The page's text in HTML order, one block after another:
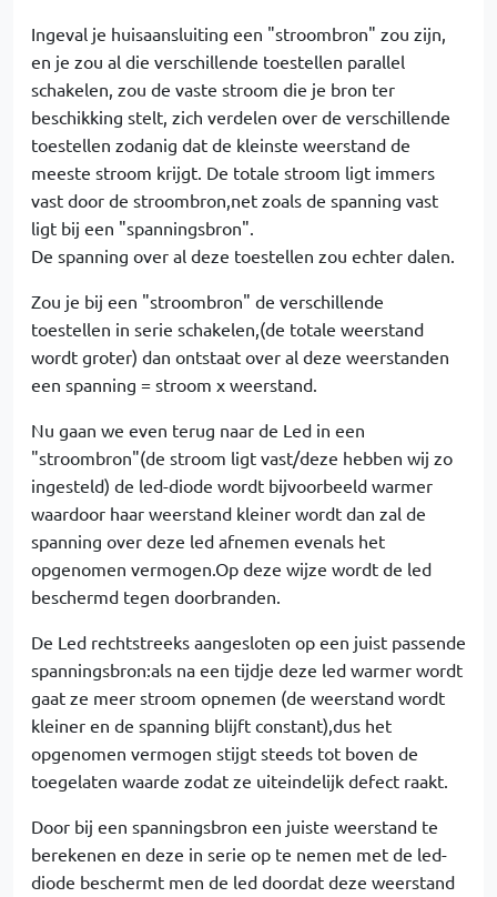
Ingeval je huisaansluiting een "stroombron" zou zijn,
en je zou al die verschillende toestellen parallel
schakelen, zou de vaste stroom die je bron ter
beschikking stelt, zich verdelen over de verschillende
toestellen zodanig dat de kleinste weerstand de
meeste stroom krijgt. De totale stroom ligt immers
vast door de stroombron,net zoals de spanning vast
ligt bij een "spanningsbron".
De spanning over al deze toestellen zou echter dalen.
Zou je bij een "stroombron" de verschillende
toestellen in serie schakelen,(de totale weerstand
wordt groter) dan ontstaat over al deze weerstanden
een spanning = stroom x weerstand.
Nu gaan we even terug naar de Led in een
"stroombron"(de stroom ligt vast/deze hebben wij zo
ingesteld) de led-diode wordt bijvoorbeeld warmer
waardoor haar weerstand kleiner wordt dan zal de
spanning over deze led afnemen evenals het
opgenomen vermogen.Op deze wijze wordt de led
beschermd tegen doorbranden.
De Led rechtstreeks aangesloten op een juist passende
spanningsbron:als na een tijdje deze led warmer wordt
gaat ze meer stroom opnemen (de weerstand wordt
kleiner en de spanning blijft constant),dus het
opgenomen vermogen stijgt steeds tot boven de
toegelaten waarde zodat ze uiteindelijk defect raakt.
Door bij een spanningsbron een juiste weerstand te
berekenen en deze in serie op te nemen met de led-
diode beschermt men de led doordat deze weerstand